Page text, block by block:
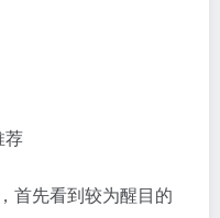
荐
首先看到较为醒目的